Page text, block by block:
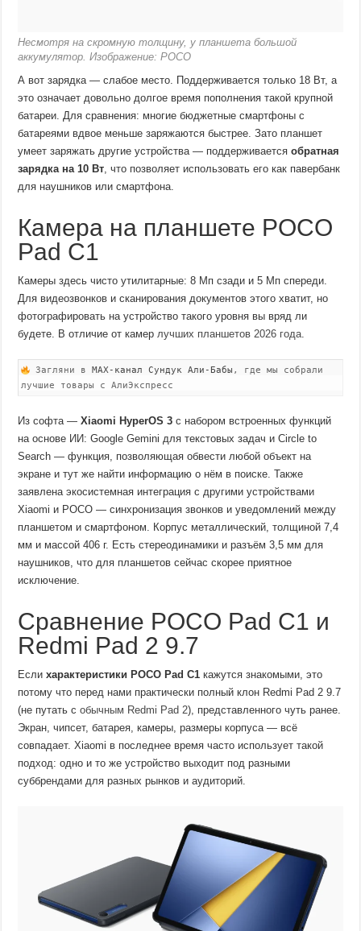
Несмотря на скромную толщину, у планшета большой
аккумулятор. Изображение: POCO
А вот зарядка — слабое место. Поддерживается только 18 Вт, а
это означает довольно долгое время пополнения такой крупной
батареи. Для сравнения: многие бюджетные смартфоны с
батареями вдвое меньше заряжаются быстрее. Зато планшет
умеет заряжать другие устройства — поддерживаетсяобратная
зарядка на 10 Вт , что позволяет использовать его как павербанк
для наушников или смартфона.
Камера на планшете POCO
Pad C1
Камеры здесь чисто утилитарные: 8 Мп сзади и 5 Мп спереди.
Для видеозвонков и сканирования документов этого хватит, но
фотографировать на устройство такого уровня вы вряд ли
будете. В отличие от камер лучших планшетов 2026 года
Загляни вMAX-канал Сундук Али-Бабы , где мы собрали
лучшие товары с АлиЭкспресс
Из софта —Xiaomi HyperOS 3 с набором встроенных функций
на основе ИИ: Google Gemini для текстовых задач и Circle to
Search — функция, позволяющая обвести любой объект на
экране и тут же найти информацию о нём в поиске. Также
заявлена экосистемная интеграция с другими устройствами
Xiaomi и POCO — синхронизация звонков и уведомлений между
планшетом и смартфоном. Корпус металлический, толщиной 7,4
мм и массой 406 г. Есть стереодинамики и разъём 3,5 мм для
наушников, что для планшетов сейчас скорее приятное
исключение.
Сравнение POCO Pad C1 и
Redmi Pad 2 9.7
Еслихарактеристики POCO Pad C1 кажутся знакомыми, это
потому что перед нами практически полный клон Redmi Pad 2 9.7
(не путать собычным Redmi Pad 2), представленного чуть ранее.
Экран, чипсет, батарея, камеры, размеры корпуса — всё
совпадает. Xiaomi в последнее время часто использует такой
подход: одно и то же устройство выходит под разными
суббрендами для разных рынков и аудиторий.